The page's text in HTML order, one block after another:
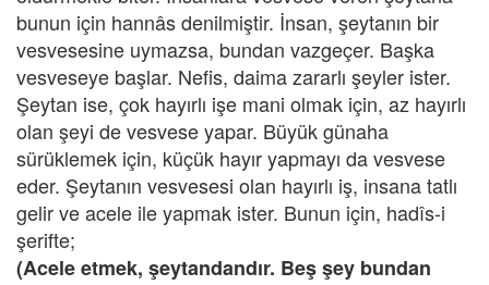
bunun için hannâs denilmiştir. İnsan, şeytanın bir
vesvesesine uymazsa, bundan vazgeçer. Başka
vesveseye başlar. Nefis, daima zararlı şeyler ister.
Şeytan ise, çok hayırlı işe mani olmak için, az hayırlı
olan şeyi de vesvese yapar. Büyük günaha
sürüklemek için, küçük hayır yapmayı da vesvese
eder. Şeytanın vesvesesi olan hayırlı iş, insana tatlı
gelir ve acele ile yapmak ister. Bunun için, hadîs-i
şerifte;
(Acele etmek, şeytandandır. Beş şey bundan